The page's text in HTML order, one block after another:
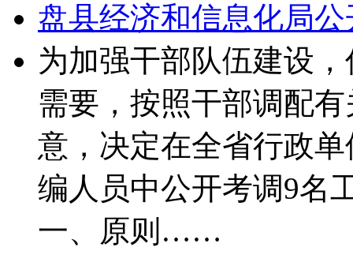
盘县经济和信息化局
为加强干部队伍建设
需要，按照干部调配
意，决定在全省行政
编人员中公开考调9名
一、原则……